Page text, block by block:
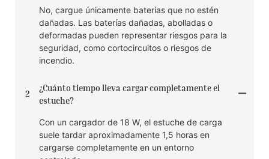
No, cargue únicamente baterías que no estén
dañadas. Las baterías dañadas, abolladas o
deformadas pueden representar riesgos para la
seguridad, como cortocircuitos o riesgos de
incendio.
2
¿Cuánto tiempo lleva cargar completamente el
estuche?
Con un cargador de 18 W, el estuche de carga
suele tardar aproximadamente 1,5 horas en
cargarse completamente en un entorno